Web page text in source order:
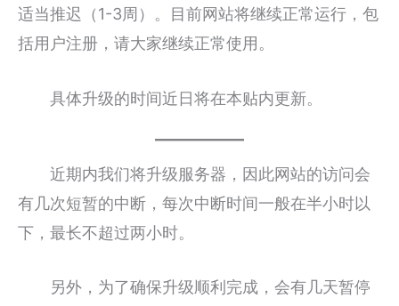
适当推迟（1-3周）。目前网站将继续正常运行，包
括用户注册，请大家继续正常使用。
具体升级的时间近日将在本贴内更新。
近期内我们将升级服务器，因此网站的访问会
有几次短暂的中断，每次中断时间一般在半小时以
下，最长不超过两小时。
另外，为了确保升级顺利完成，会有几天暂停